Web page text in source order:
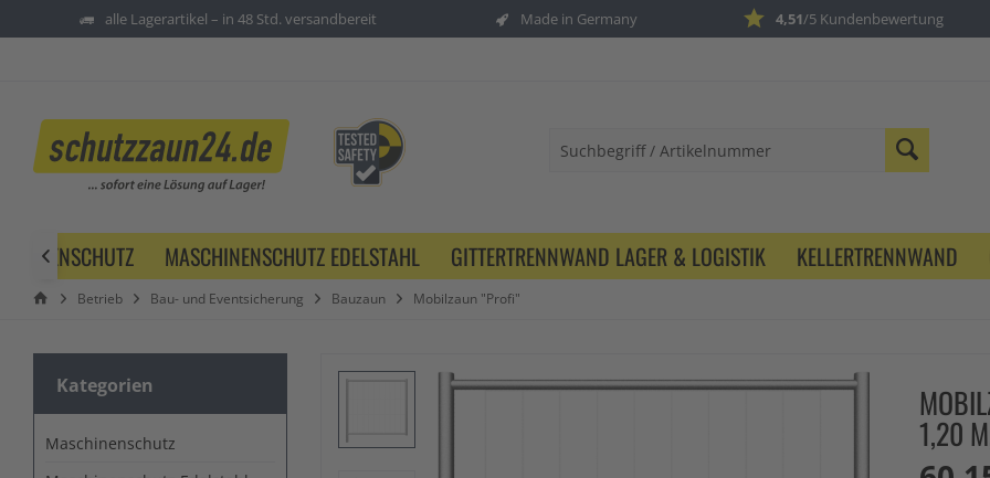
alle Lagerartikel – in 48 Std. versandbereit Made in Germany 4,51/5 Kundenbewertung
MASCHINENSCHUTZ EDELSTAHL GITTERTRENNWAND LAGER & LOGISTIK KELLERTRENNWAND

Betrieb Bau- und Eventsicherung Bauzaun Mobilzaun "Profi"
Kategorien
Maschinenschutz
1,20